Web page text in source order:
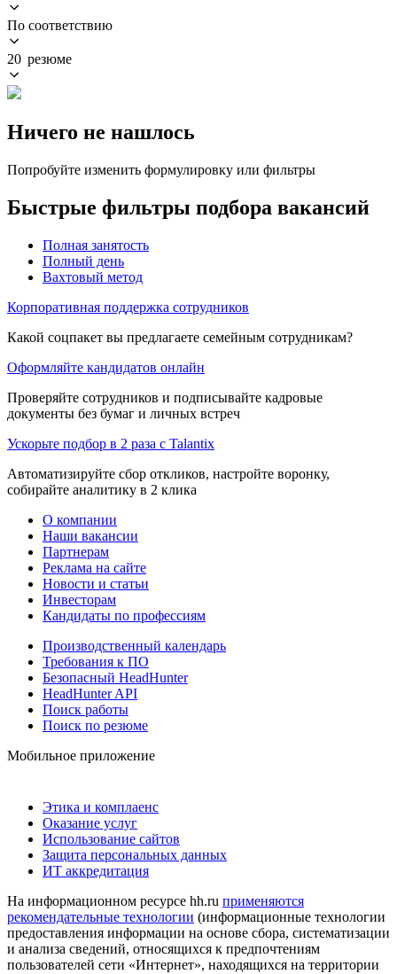
По соответствию
20 резюме
Ничего не нашлось
Попробуйте изменить формулировку или фильтры
Быстрые фильтры подбора вакансий
Полная занятость
Полный день
Вахтовый метод
Корпоративная поддержка сотрудников
Какой соцпакет вы предлагаете семейным сотрудникам?
Оформляйте кандидатов онлайн
Проверяйте сотрудников и подписывайте кадровые
документы без бумаг и личных встреч
Ускорьте подбор в 2 раза с Talantix
Автоматизируйте сбор откликов, настройте воронку,
собирайте аналитику в 2 клика
О компании
Наши вакансии
Партнерам
Реклама на сайте
Новости и статьи
Инвесторам
Кандидаты по профессиям
Производственный календарь
Требования к ПО
Безопасный HeadHunter
HeadHunter API
Поиск работы
Поиск по резюме
Мобильное приложение
Этика и комплаенс
Оказание услуг
Использование сайтов
Защита персональных данных
ИТ аккредитация
На информационном ресурсе hh.ru применяются
рекомендательные технологии (информационные технологии
предоставления информации на основе сбора, систематизации
и анализа сведений, относящихся к предпочтениям
пользователей сети «Интернет», находящихся на территории